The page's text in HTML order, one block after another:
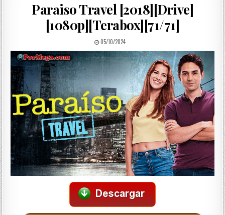
Paraiso Travel [2018][Drive]
[1080p][Terabox][71/71]
PUBLISHED DATE:
05/10/2024